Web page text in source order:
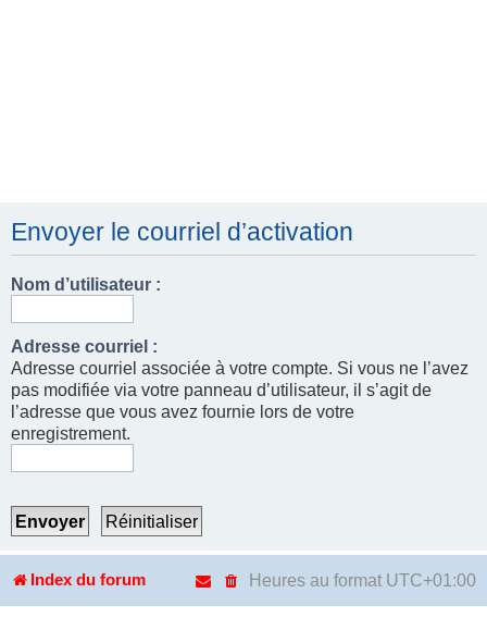
Envoyer le courriel d’activation
Nom d’utilisateur :
Adresse courriel :
Adresse courriel associée à votre compte. Si vous ne l’avez
pas modifiée via votre panneau d’utilisateur, il s’agit de
l’adresse que vous avez fournie lors de votre
enregistrement.
Index du forum Heures au format UTC+01:00